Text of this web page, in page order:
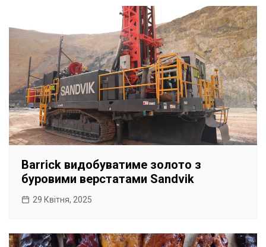
Barrick видобуватиме золото з
буровими верстатами Sandvik
29 Квітня, 2025